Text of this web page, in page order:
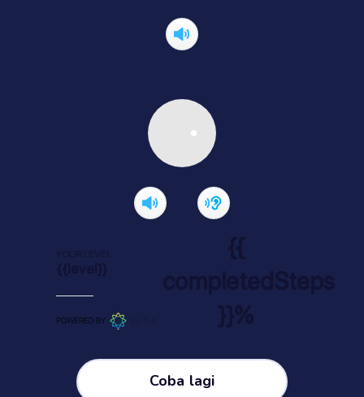
YOUR LEVEL
{{level}}
{{
completedSteps
}}%
Coba lagi